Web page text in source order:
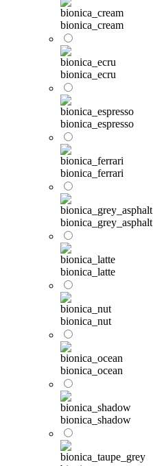
bionica_cream
bionica_ecru
bionica_espresso
bionica_ferrari
bionica_grey_asphalt
bionica_latte
bionica_nut
bionica_ocean
bionica_shadow